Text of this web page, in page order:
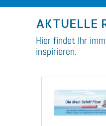
AKTUELLE
Hier findet Ihr
inspirieren.